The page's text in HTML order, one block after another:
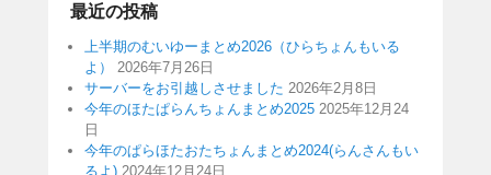
最近の投稿
上半期のむいゆーまとめ2026（ひらちょんもいる
よ）
2026年7月26日
サーバーをお引越しさせました 2026年2月8日
今年のほたぱらんちょんまとめ2025 2025年12月24
日
今年のぱらほたおたちょんまとめ2024(らんさんもい
るよ) 2024年12月24日